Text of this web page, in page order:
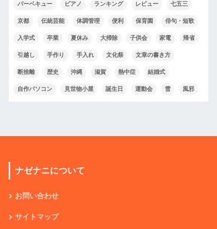
バーベキュー ピアノ ランキング レビュー 七五三
京都 伝統芸能 体調管理 便利 保育園 俳句・短歌
入学式 卒業 夏休み 大掃除 子供会 家電 帰省
引越し 手作り 手入れ 文化祭 文章の書き方
断捨離 歴史 沖縄 滋賀 熱中症 結婚式
自作パソコン 見世物小屋 誕生日 運動会 雪 風邪
ナゼナニについて
お問い合わせ
サイトマップ